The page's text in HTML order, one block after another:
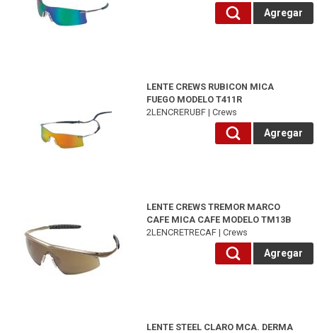
Agregar
LENTE CREWS RUBICON MICA
FUEGO MODELO T411R
2LENCRERUBF | Crews
Agregar
LENTE CREWS TREMOR MARCO
CAFE MICA CAFE MODELO TM13B
2LENCRETRECAF | Crews
Agregar
LENTE STEEL CLARO MCA. DERMA